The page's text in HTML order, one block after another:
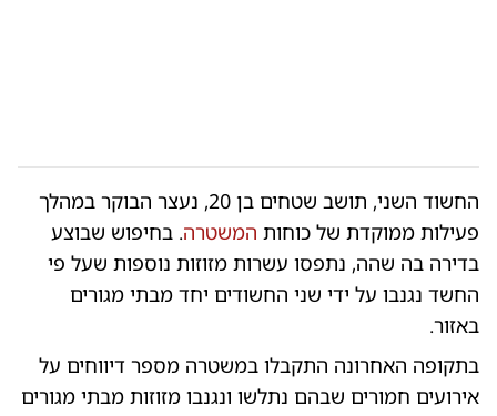
החשוד השני, תושב שטחים בן 20, נעצר הבוקר במהלך
פעילות ממוקדת של כוחות המשטרה. בחיפוש שבוצע
בדירה בה שהה, נתפסו עשרות מזוזות נוספות שעל פי
החשד נגנבו על ידי שני החשודים יחד מבתי מגורים
באזור.
בתקופה האחרונה התקבלו במשטרה מספר דיווחים על
אירועים חמורים שבהם נתלשו ונגנבו מזוזות מבתי מגורים